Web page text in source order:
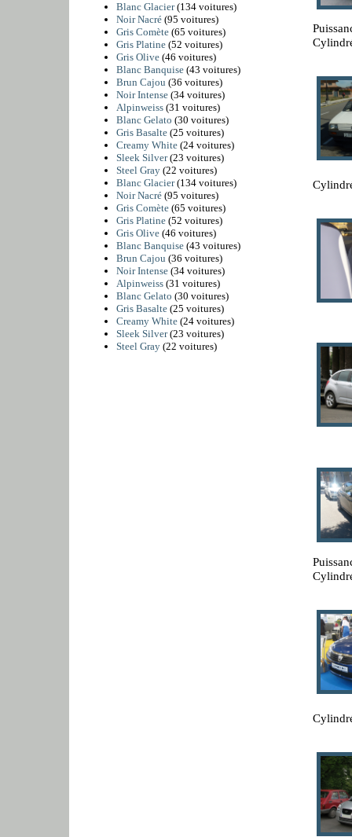
Blanc Glacier(134 voitures)
Noir Nacré(95 voitures)
Gris Comète(65 voitures)
Gris Platine(52 voitures)
Gris Olive(46 voitures)
Blanc Banquise(43 voitures)
Brun Cajou (36 voitures)
Noir Intense(34 voitures)
Alpinweiss(31 voitures)
Blanc Gelato (30 voitures)
Gris Basalte(25 voitures)
Creamy White(24 voitures)
Sleek Silver(23 voitures)
Steel Gray(22 voitures)
Blanc Glacier(134 voitures)
Noir Nacré(95 voitures)
Gris Comète(65 voitures)
Gris Platine(52 voitures)
Gris Olive(46 voitures)
Blanc Banquise(43 voitures)
Brun Cajou (36 voitures)
Noir Intense(34 voitures)
Alpinweiss(31 voitures)
Blanc Gelato (30 voitures)
Gris Basalte(25 voitures)
Creamy White(24 voitures)
Sleek Silver(23 voitures)
Steel Gray(22 voitures)